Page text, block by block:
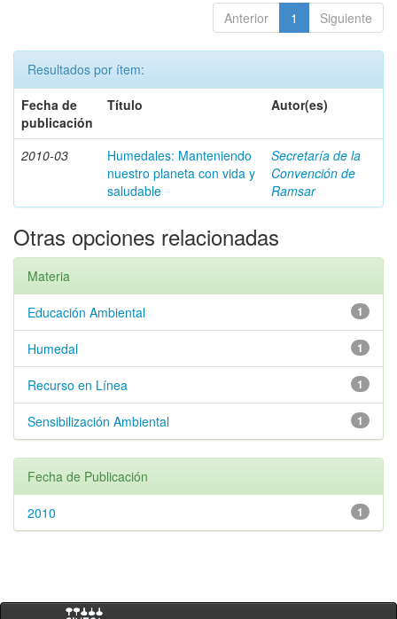
Anterior 1 Siguiente
Resultados por ítem:
Fecha de
publicación
Título Autor(es)
2010-03
Humedales: Manteniendo
nuestro planeta con vida y
saludable
Secretaría de la
Convención de
Ramsar
Otras opciones relacionadas
Materia
1
Educación Ambiental
1
Humedal
1
Recurso en Línea
1
Sensibilización Ambiental
Fecha de Publicación
1
2010